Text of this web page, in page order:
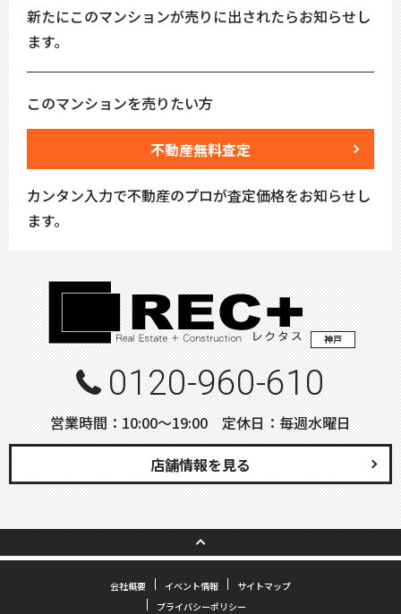
新たにこのマンションが売りに出されたらお知らせし
ます。
このマンションを売りたい方
不動産無料査定
カンタン入力で不動産のプロが査定価格をお知らせし
ます。
神戸
0120-960-610
営業時間：10:00〜19:00 定休日：毎週水曜日
店舗情報を見る
会社概要 イベント情報
サイトマップ
プライバシーポリシー